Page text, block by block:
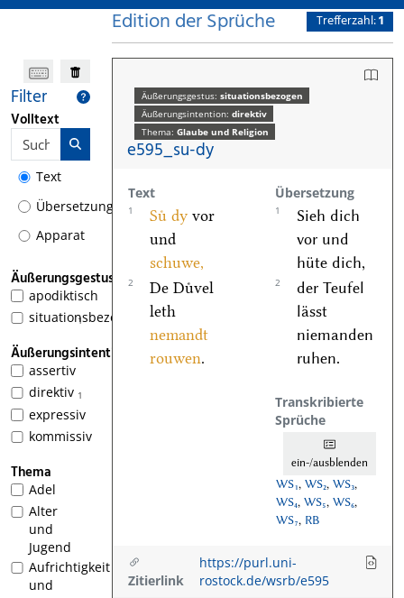
Filter
Volltext
Text
Übersetzung
Apparat
Äußerungsgestus
apodiktisch
1
situationsbezogen
Äußerungsintention
assertiv
1
direktiv
expressiv
kommissiv
Thema
Adel
Alter
und
Jugend
Aufrichtigkeit
und
Edition der Sprüche Trefferzahl:1
Äußerungsgestus: situationsbezogen
Äußerungsintention: direktiv
Thema: Glaube und Religion
e595_su-dy
Text Übersetzung
1 Suͤ dy vor
und
schuwe,
1
Sieh dich
vor und
hüte dich,
2
De Duͤvel
leth
nemandt
rouwen.
2
der Teufel
lässt
niemanden
ruhen.
Transkribierte
Sprüche
ein-/ausblenden
WS₁, WS₂, WS₃,
WS₄, WS₅, WS₆,
WS₇, RB
Zitierlink
https://purl.uni-
rostock.de/wsrb/e595